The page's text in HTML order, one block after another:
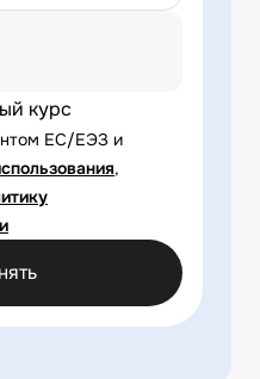
ЕС/ЕЭЗ и
,
курс